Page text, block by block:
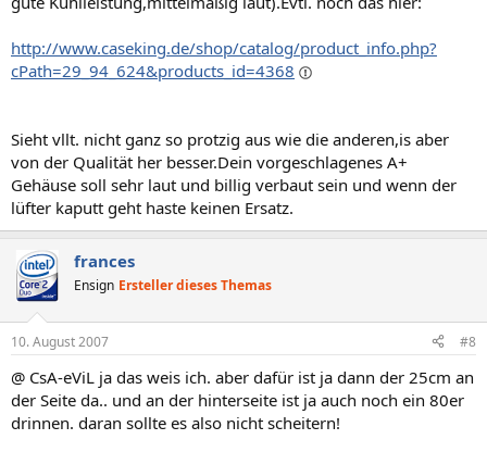
http://www.caseking.de/shop/catalog/product_info.php?
cPath=29_94_624&products_id=4368
Sieht vllt. nicht ganz so protzig aus wie die anderen,is aber
von der Qualität her besser.Dein vorgeschlagenes A+
Gehäuse soll sehr laut und billig verbaut sein und wenn der
lüfter kaputt geht haste keinen Ersatz.
frances
Ensign Ersteller dieses Themas
10. August 2007 #8
@ CsA-eViL ja das weis ich. aber dafür ist ja dann der 25cm an
der Seite da.. und an der hinterseite ist ja auch noch ein 80er
drinnen. daran sollte es also nicht scheitern!